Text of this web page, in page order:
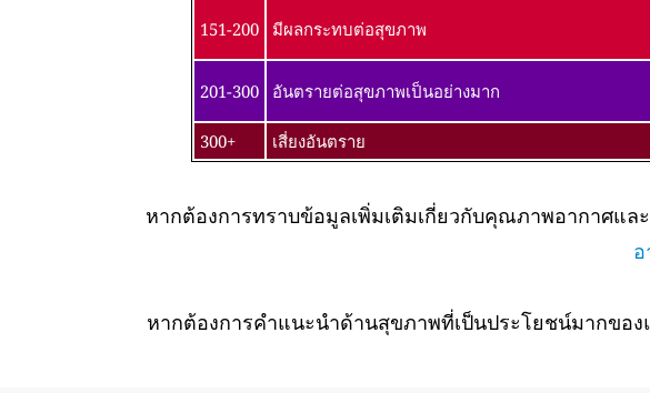
151-200 มีผลกระทบต่อสุขภาพ
201-300 อันตรายต่อสุขภาพเป็นอย่างมาก
300+
เสี่ยงอันตราย
หากต้องการทราบข้อมูลเพิ่มเติมเกี่ยวกับคุณภาพอากาศแล
หากต้องการคำแนะนำด้านสุขภาพที่เป็นประโยชน์มากขอ